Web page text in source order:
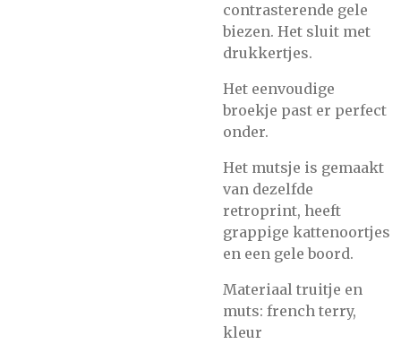
contrasterende gele
biezen. Het sluit met
drukkertjes.
Het eenvoudige
broekje past er perfect
onder.
Het mutsje is gemaakt
van dezelfde
retroprint, heeft
grappige kattenoortjes
en een gele boord.
Materiaal truitje en
muts: french terry,
kleur